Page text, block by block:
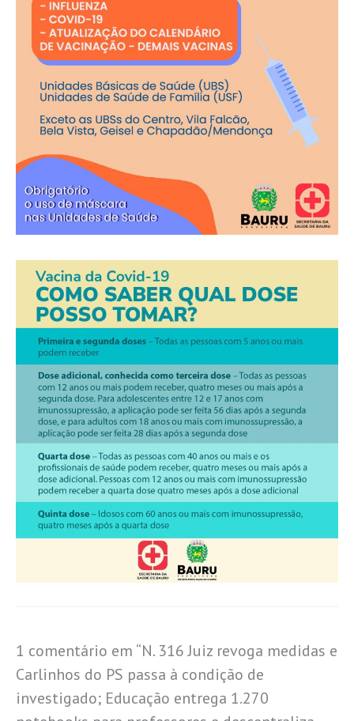
1 comentário em “N. 316 Juiz revoga medidas e
Carlinhos do PS passa à condição de
investigado; Educação entrega 1.270